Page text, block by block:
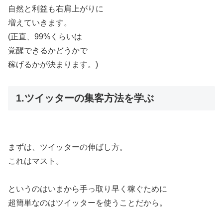
自然と利益も右肩上がりに
増えていきます。
(正直、99%くらいは
覚醒できるかどうかで
稼げるかが決まります。)
1.ツイッターの集客方法を学ぶ
まずは、ツイッターの伸ばし方。
これはマスト。
というのはいまから手っ取り早く稼ぐために
超簡単なのはツイッターを使うことだから。